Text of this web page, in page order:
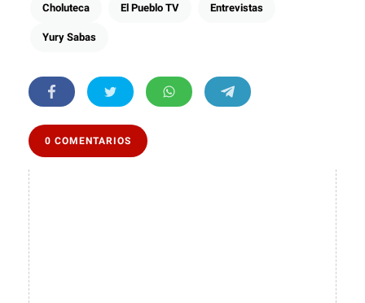
Choluteca El Pueblo TV Entrevistas
Yury Sabas
0 COMENTARIOS